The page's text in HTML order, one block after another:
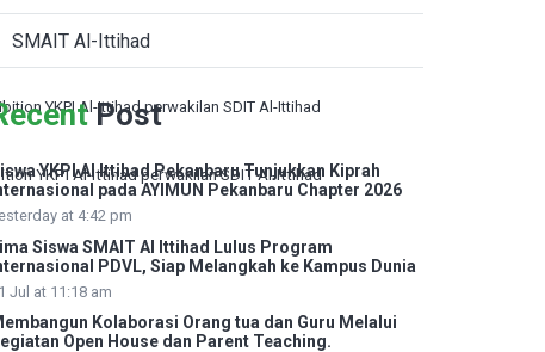
YKPI Al-Ittihad perwakilan SDIT Al-Ittihad
SMAIT Al-Ittihad
Post
YKPI Al Ittihad Pekanbaru Tunjukkan Kiprah
pada AYIMUN Pekanbaru Chapter 2026
at 4:42 pm
Siswa SMAIT Al Ittihad Lulus Program
PDVL, Siap Melangkah ke Kampus Dunia
Jul at 11:18 am
Kolaborasi Orang tua dan Guru Melalui
Open House dan Parent Teaching.